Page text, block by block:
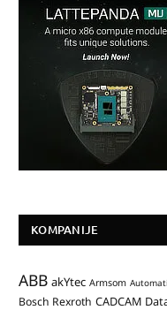
KOMPANIJE
ABB akYtec Armsom
Bosch Rexroth CADCAM